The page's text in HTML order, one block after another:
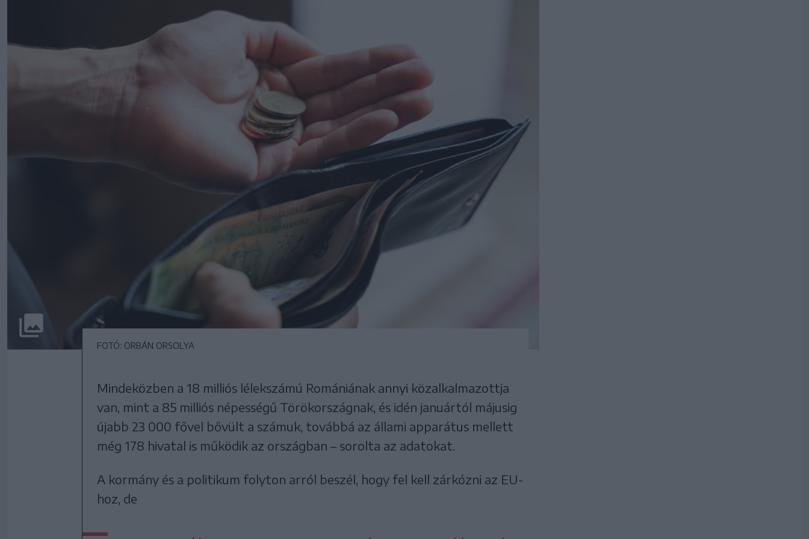
FOTÓ: ORBÁN ORSOLYA
Mindeközben a 18 milliós lélekszámú Romániának annyi közalkalmazottja
van, mint a 85 milliós népességű Törökországnak, és idén januártól májusig
újabb 23 000 fővel bővült a számuk, továbbá az állami apparátus mellett
még 178 hivatal is működik az országban – sorolta az adatokat.
A kormány és a politikum folyton arról beszél, hogy fel kell zárkózni az EU-
hoz, de